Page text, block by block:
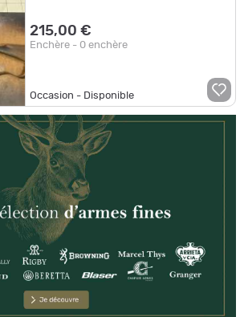
215,00 €
Enchère - 0 enchère
Occasion - Disponible